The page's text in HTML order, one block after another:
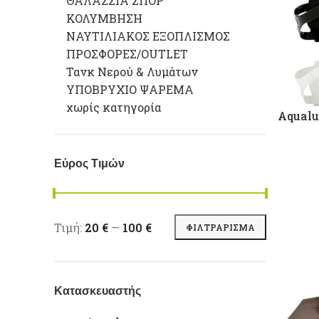
ΚΟΛΥΜΒΗΣΗ
ΝΑΥΤΙΛΙΑΚΟΣ ΕΞΟΠΛΙΣΜΟΣ
ΠΡΟΣΦΟΡΕΣ/OUTLET
Τανκ Νερού & Λυμάτων
ΥΠΟΒΡΥΧΙΟ ΨΑΡΕΜΑ
χωρίς κατηγορία
Εύρος Τιμών
Ελάχιστη τιμή
Μέγιστη τιμή ΦΙΛΤΡΆΡΙΣΜΑ
Τιμή: 20 € — 100 €
Κατασκευαστής